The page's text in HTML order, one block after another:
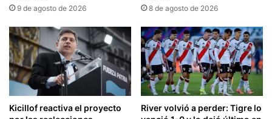
9 de agosto de 2026 8 de agosto de 2026
Kicillof reactiva el proyecto
River volvió a perder: Tigre lo